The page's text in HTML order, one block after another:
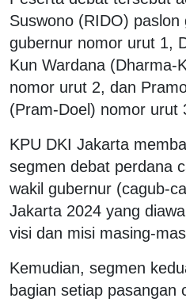
Suswono (RIDO) paslon
gubernur nomor urut 1,
Kun Wardana (Dharma-
nomor urut 2, dan
(Pram-Doel) nomor urut
KPU DKI Jakarta
segmen debat perdana
wakil gubernur (cagub-
Jakarta 2024 yang
visi dan misi masing-
Kemudian, segmen
bagian setiap pasangan